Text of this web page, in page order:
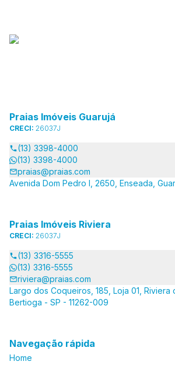
Praias Imóveis Guarujá
CRECI: 26037J
(13) 3398-4000
(13) 3398-4000
praias@praias.com
Avenida Dom Pedro I, 2650, Enseada,
Praias Imóveis Riviera
CRECI: 26037J
(13) 3316-5555
(13) 3316-5555
riviera@praias.com
Largo dos Coqueiros, 185, Loja 01, Riviera
Bertioga - SP - 11262-009
Navegação rápida
Home